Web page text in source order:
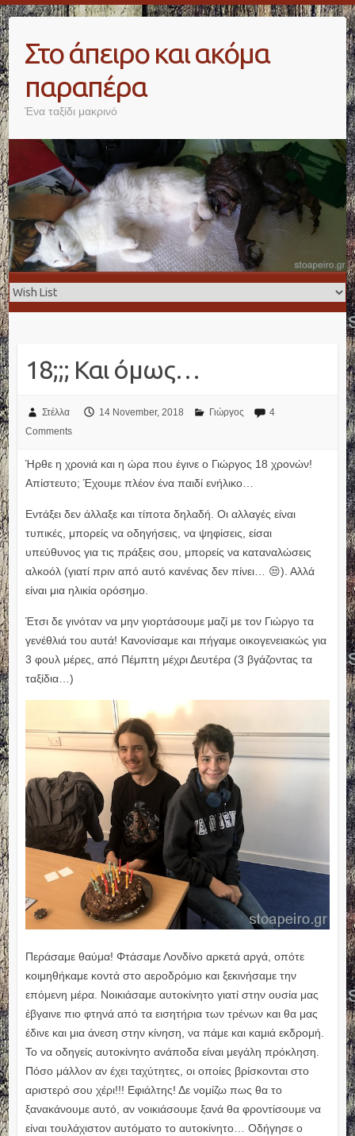
Skip
to
contentΣτο άπειρο και ακόμα
παραπέρα
Ένα ταξίδι μακρινό
18;;; Και όμως…
Στέλλα 14 November, 2018 Γιώργος
4
Comments
Ήρθε η χρονιά και η ώρα που έγινε ο Γιώργος 18 χρονών!
Απίστευτο; Έχουμε πλέον ένα παιδί ενήλικο…
Εντάξει δεν άλλαξε και τίποτα δηλαδή. Οι αλλαγές είναι
τυπικές, μπορείς να οδηγήσεις, να ψηφίσεις, είσαι
υπεύθυνος για τις πράξεις σου, μπορείς να καταναλώσεις
αλκοόλ (γιατί πριν από αυτό κανένας δεν πίνει… 😒). Αλλά
είναι μια ηλικία ορόσημο.
Έτσι δε γινόταν να μην γιορτάσουμε μαζί με τον Γιώργο τα
γενέθλιά του αυτά! Κανονίσαμε και πήγαμε οικογενειακώς για
3 φουλ μέρες, από Πέμπτη μέχρι Δευτέρα (3 βγάζοντας τα
ταξίδια…)
Περάσαμε θαύμα! Φτάσαμε Λονδίνο αρκετά αργά, οπότε
κοιμηθήκαμε κοντά στο αεροδρόμιο και ξεκινήσαμε την
επόμενη μέρα. Νοικιάσαμε αυτοκίνητο γιατί στην ουσία μας
έβγαινε πιο φτηνά από τα εισητήρια των τρένων και θα μας
έδινε και μια άνεση στην κίνηση, να πάμε και καμιά εκδρομή.
Το να οδηγείς αυτοκίνητο ανάποδα είναι μεγάλη πρόκληση.
Πόσο μάλλον αν έχει ταχύτητες, οι οποίες βρίσκονται στο
αριστερό σου χέρι!!! Εφιάλτης! Δε νομίζω πως θα το
ξανακάνουμε αυτό, αν νοικιάσουμε ξανά θα φροντίσουμε να
είναι τουλάχιστον αυτόματο το αυτοκίνητο… Οδήγησε ο